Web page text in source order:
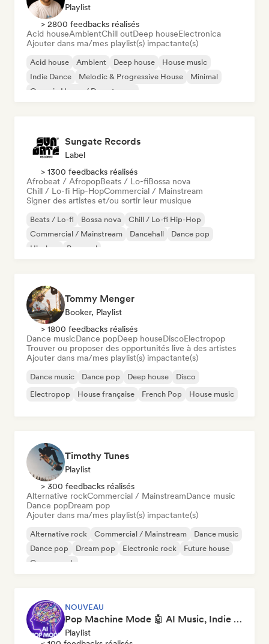
Playlist
> 2800 feedbacks réalisés
Acid houseAmbientChill outDeep houseElectronica
Ajouter dans ma/mes playlist(s) impactante(s)
Acid house Ambient Deep house
House music
Indie Dance
Melodic & Progressive House
Minimal
Organic House / Downtempo
Sungate Records
Label
> 1300 feedbacks réalisés
Afrobeat / AfropopBeats / Lo-fiBossa nova
Chill / Lo-fi Hip-HopCommercial / Mainstream
Signer des artistes et/ou sortir leur musique
Beats / Lo-fi Bossa nova
Chill / Lo-fi Hip-Hop
Commercial / Mainstream
Dancehall
Dance pop
Hip-hop
Pop soul
Tommy Menger
Booker, Playlist
> 1800 feedbacks réalisés
Dance musicDance popDeep houseDiscoElectropop
Trouver ou proposer des opportunités live à des artistes
Ajouter dans ma/mes playlist(s) impactante(s)
Dance music Dance pop Deep house
Disco
Electropop
House française French Pop House music
Timothy Tunes
Playlist
> 300 feedbacks réalisés
Alternative rockCommercial / MainstreamDance music
Dance popDream pop
Ajouter dans ma/mes playlist(s) impactante(s)
Alternative rock Commercial / Mainstream
Dance music
Dance pop
Dream pop Electronic rock
Future house
Garage rock
NOUVEAU
Pop Machine Mode 🤖 AI Music, Indie Pop & Dream Pop
Playlist